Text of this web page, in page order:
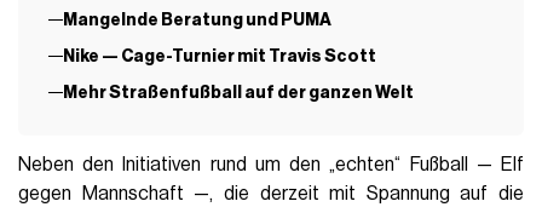
Mangelnde Beratung und PUMA
Nike — Cage-Turnier mit Travis Scott
Mehr Straßenfußball auf der ganzen Welt
Neben den Initiativen rund um den „echten“ Fußball — Elf
gegen Mannschaft —, die derzeit mit Spannung auf die